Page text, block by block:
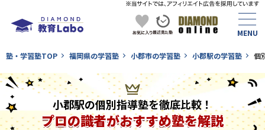
塾・学習塾TOP 福岡県の学習塾 小郡市の学習塾 小郡駅の学習塾 個
小郡駅の個別指導塾を徹底比較！
プロの識者がおすすめ塾を解説